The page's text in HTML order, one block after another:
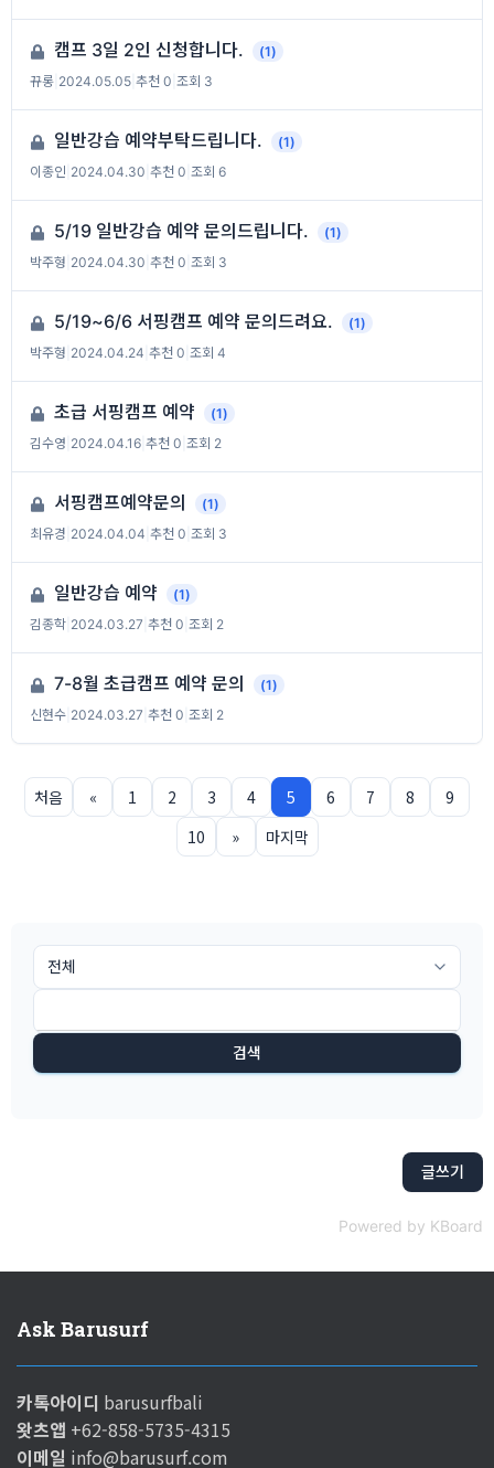
캠프 3일 2인 신청합니다.
(1)
뀨롱 2024.05.05 추천 0 조회 3
일반강습 예약부탁드립니다.
(1)
이종인 2024.04.30 추천 0 조회 6
5/19 일반강습 예약 문의드립니다.
(1)
박주형 2024.04.30 추천 0 조회 3
5/19~6/6 서핑캠프 예약 문의드려요.
(1)
박주형 2024.04.24 추천 0 조회 4
초급 서핑캠프 예약
(1)
김수영 2024.04.16 추천 0 조회 2
서핑캠프예약문의
(1)
최유경 2024.04.04 추천 0 조회 3
일반강습 예약
(1)
김종학 2024.03.27 추천 0 조회 2
7-8월 초급캠프 예약 문의
(1)
신현수 2024.03.27 추천 0 조회 2
처음 « 1 2 3 4 5 6 7 8
9
10
» 마지막
검색
글쓰기
Powered by KBoard
Ask Barusurf
카톡아이디 barusurfbali
왓츠앱 +62-858-5735-4315
이메일 info@barusurf.com